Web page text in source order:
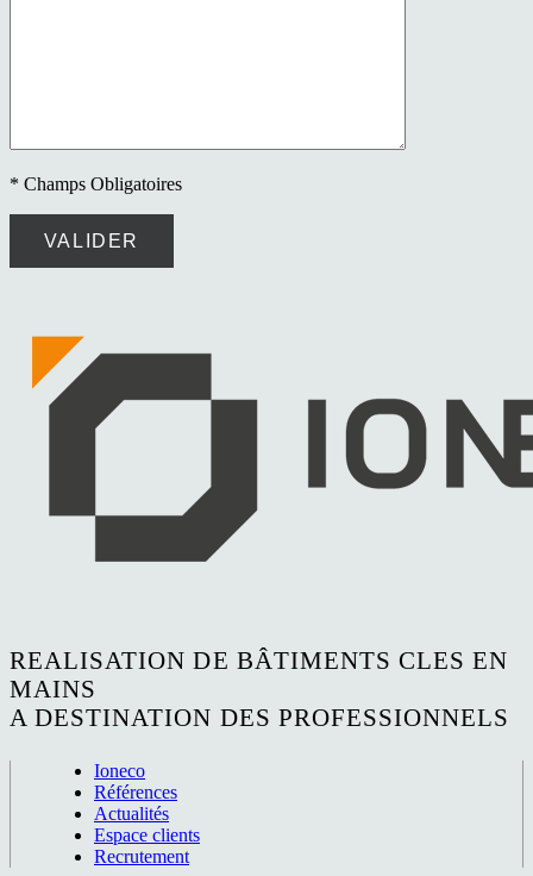
* Champs Obligatoires
REALISATION DE BÂTIMENTS CLES EN
MAINS
A DESTINATION DES PROFESSIONNELS
Ioneco
Références
Actualités
Espace clients
Recrutement